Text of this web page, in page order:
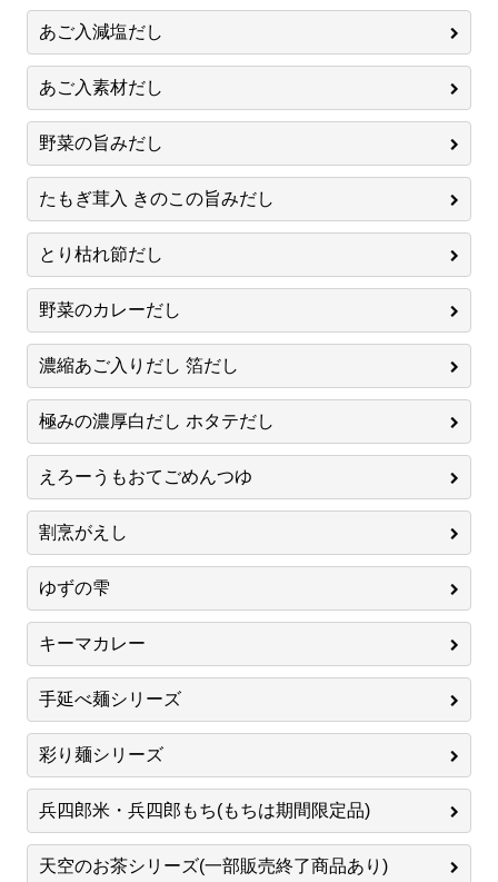
あご入減塩だし
あご入素材だし
野菜の旨みだし
たもぎ茸入 きのこの旨みだし
とり枯れ節だし
野菜のカレーだし
濃縮あご入りだし 箔だし
極みの濃厚白だし ホタテだし
えろーうもおてごめんつゆ
割烹がえし
ゆずの雫
キーマカレー
手延べ麺シリーズ
彩り麺シリーズ
兵四郎米・兵四郎もち(もちは期間限定品)
天空のお茶シリーズ(一部販売終了商品あり)